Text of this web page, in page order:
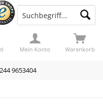
9653404
Warenkorb
Mein Konto